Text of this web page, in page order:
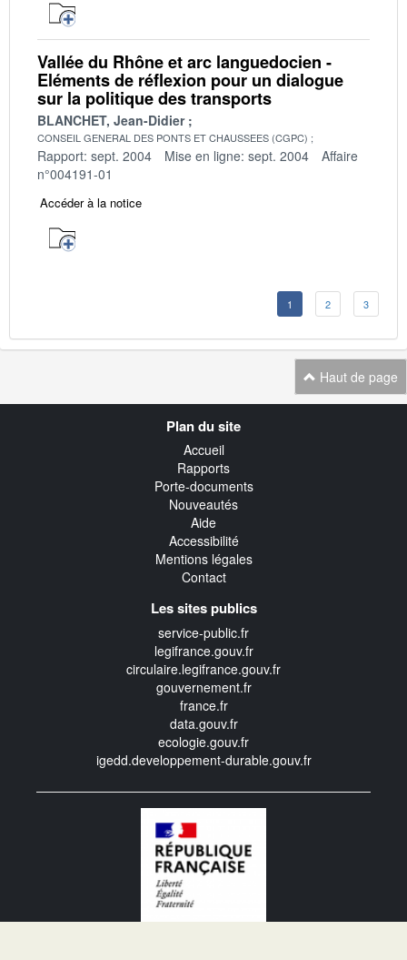
Vallée du Rhône et arc languedocien -
Eléments de réflexion pour un dialogue
sur la politique des transports
BLANCHET, Jean-Didier
CONSEIL GENERAL DES PONTS ET CHAUSSEES (CGPC)
Rapport: sept. 2004 Mise en ligne: sept. 2004
Affaire
n°004191-01
Accéder à la notice
1 2 3
Haut de page
Plan du site
Accueil
Rapports
Porte-documents
Nouveautés
Aide
Accessibilité
Mentions légales
Contact
Les sites publics
service-public.fr
legifrance.gouv.fr
circulaire.legifrance.gouv.fr
gouvernement.fr
france.fr
data.gouv.fr
ecologie.gouv.fr
igedd.developpement-durable.gouv.fr